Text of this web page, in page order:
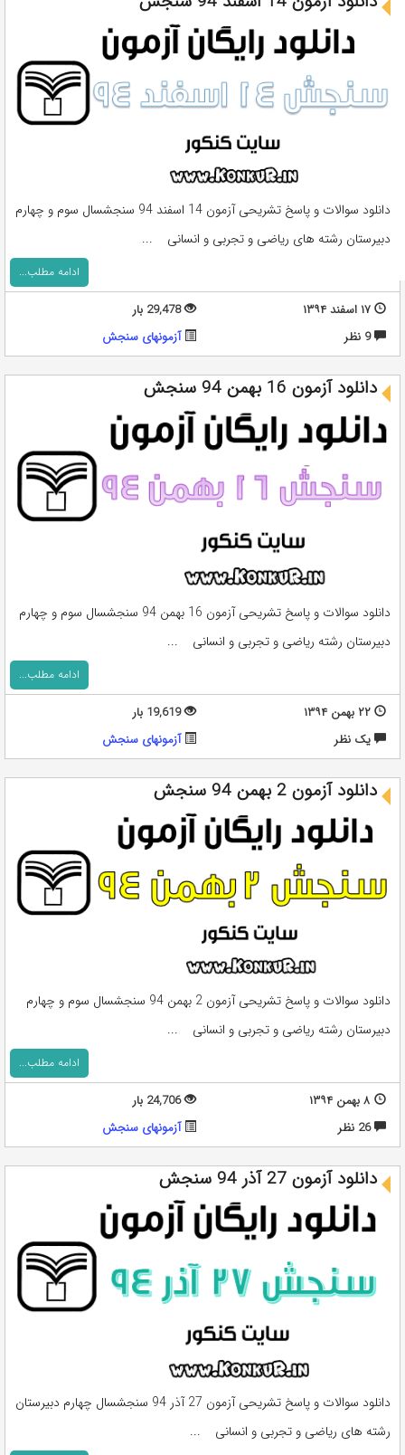
دانلود سوالات و پاسخ تشریحی آزمون 14 اسفند 94 سنجشسال سوم و چهارم
دبیرستان رشته های ریاضی و تجربی و انسانی ...
ادامه مطلب...
۱۷ اسفند ۱۳۹۴
29,478 بار
9 نظر
آزمونهای سنجش
دانلود آزمون 16 بهمن 94 سنجش
دانلود سوالات و پاسخ تشریحی آزمون 16 بهمن 94 سنجشسال سوم و چهارم
دبیرستان رشته ریاضی و تجربی و انسانی ...
ادامه مطلب...
۲۲ بهمن ۱۳۹۴
19,619 بار
يک نظر
آزمونهای سنجش
دانلود آزمون 2 بهمن 94 سنجش
دانلود سوالات و پاسخ تشریحی آزمون 2 بهمن 94 سنجشسال سوم و چهارم
دبیرستان رشته ریاضی و تجربی و انسانی ...
ادامه مطلب...
۸ بهمن ۱۳۹۴
24,706 بار
26 نظر
آزمونهای سنجش
دانلود آزمون 27 آذر 94 سنجش
دانلود سوالات و پاسخ تشریحی آزمون 27 آذر 94 سنجشسال چهارم دبیرستان
رشته های ریاضی و تجربی و انسانی ...